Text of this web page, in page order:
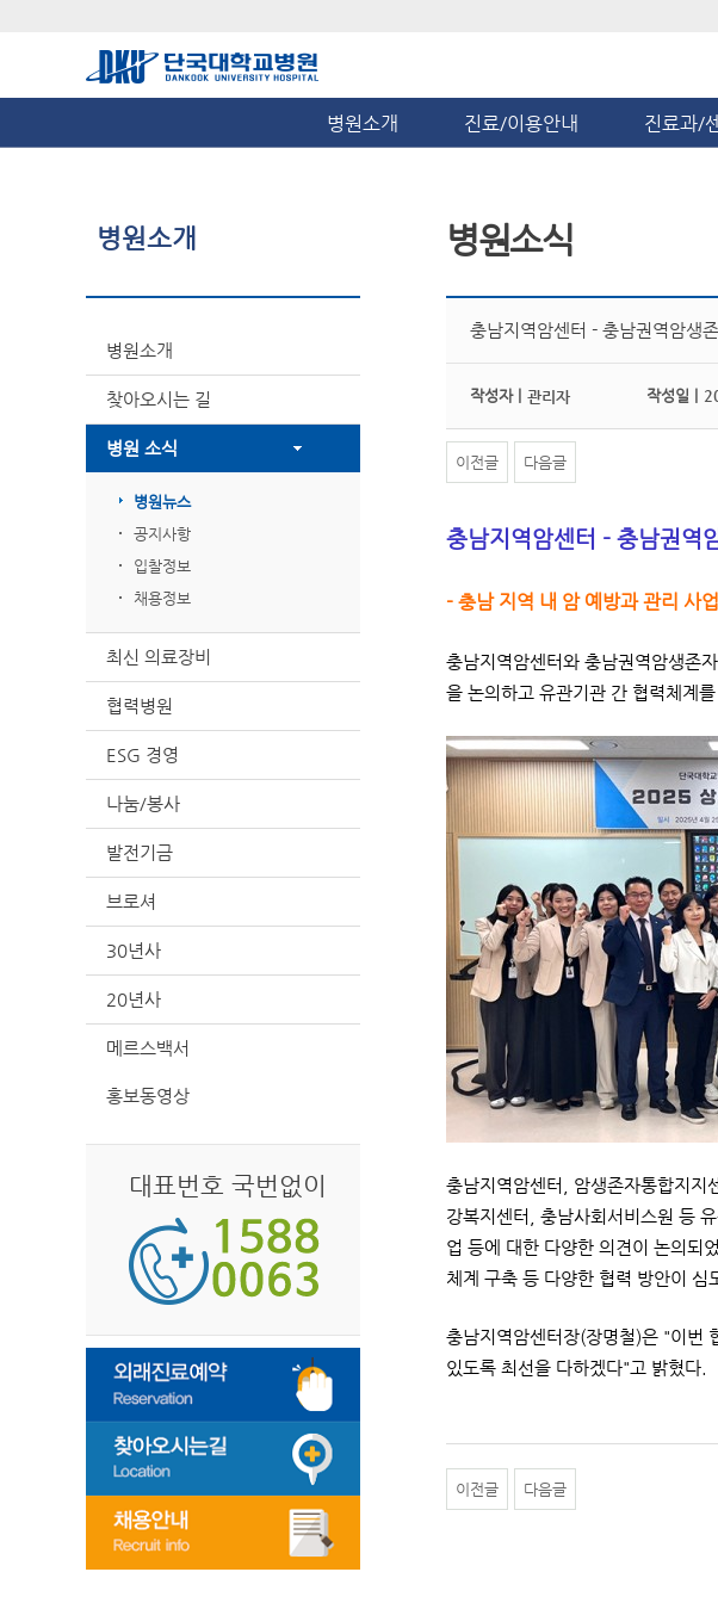
병원소개 진료/이용안내 진료과/
병원소개
병원소개
찾아오시는 길
병원 소식
병원뉴스
공지사항
입찰정보
채용정보
최신 의료장비
협력병원
ESG 경영
나눔/봉사
발전기금
브로셔
30년사
20년사
메르스백서
홍보동영상
대표번호 국번없이
병원소식
충남지역암센터 - 충남권역암생
작성자 | 관리자 작성일 |
이전글 다음글
충남지역암센터 - 충남권역
- 충남 지역 내 암 예방과 관리 사
충남지역암센터와 충남권역암생존
을 논의하고 유관기관 간 협력체계
충남지역암센터, 암생존자통합지지
강복지센터, 충남사회서비스원 등
업 등에 대한 다양한 의견이 논의되
체계 구축 등 다양한 협력 방안이
충남지역암센터장(장명철)은 "이번
있도록 최선을 다하겠다"고 밝혔다.
이전글 다음글